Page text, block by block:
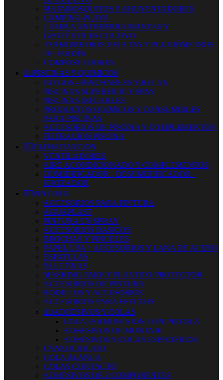
MATAMOSQUITOS Y AHUYENTADORES
CAMPING-PLAYA
LÁMINA ANTIHIERBA MANTAS Y
GEOTÉXTILES CULTIVO
TERMOMETROS VELETAS Y PLUVIÓMETROS
DE JARDÍN
COMPOSTADORES
 PISCINAS Y QUIMICOS
JUEGOS - HINCHABLES Y RELAX
PISCINAS SUPERFICIE Y SPAS
PISCINAS INFLABLES
PRODUCTOS QUIMICOS Y CONSUMIBLES
PARA PISCINAS
ACCESORIOS DE PISCINA Y COMPLEMENTOS
FILTRACION PISCINA
 CLIMATIZACION
VENTILADORES
AIRE ACONDICIONADO Y COMPLEMENTOS
HUMIDIFICADOR - DESUMIDIFICADOR -
IONIZADOR
 PINTURA
ACCESORIOS PARA PINTURA
AGUAPLAST
PINTURA EN SPRAY
ACCESORIOS BASICOS
BROCHAS Y PINCELES
PAPEL LIJA + ACCESORIOS Y LANA DE ACERO
ESPATULAS
PALETINAS
MASKING TAKE Y PLASTICO PROTECTOR
ACCESORIOS DE PINTURA
RODILLOS Y ACCESORIOS
ACCESORIOS PARA EFECTOS
 ADHESIVOS Y COLAS
COLA TERMOFUSION CON PISTOLA
ADHESIVOS DE MONTAJE
ADHESIVOS Y COLAS ESPECIFICOS
CYANOCRILATO
COLA BLANCA
COLAS CONTACTO
ADHESIVOS DE 2 COMPONENTES